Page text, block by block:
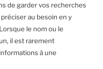
de garder vos recherches
au besoin en y
le nom ou le
il est rarement
à une